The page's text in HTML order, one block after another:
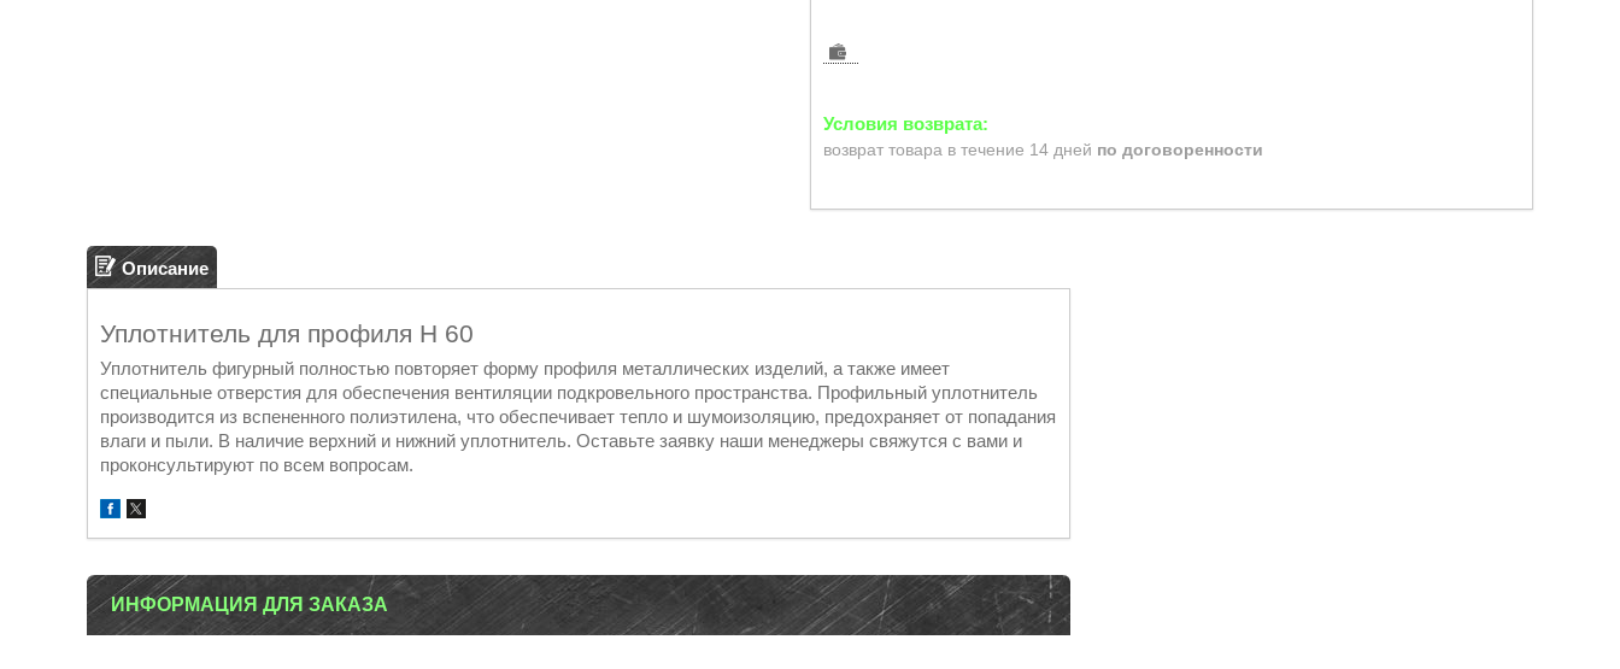
возврат товара в течение 14 дней по договоренности
Описание
Уплотнитель для профиля Н 60
Уплотнитель фигурный полностью повторяет форму профиля металлических изделий, а также имеет
специальные отверстия для обеспечения вентиляции подкровельного пространства. Профильный уплотнитель
производится из вспененного полиэтилена, что обеспечивает тепло и шумоизоляцию, предохраняет от попадания
влаги и пыли. В наличие верхний и нижний уплотнитель. Оставьте заявку наши менеджеры свяжутся с вами и
проконсультируют по всем вопросам.
ИНФОРМАЦИЯ ДЛЯ ЗАКАЗА